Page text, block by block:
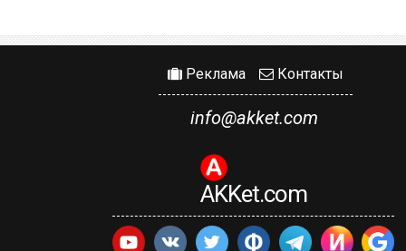
Реклама Контакты
info@akket.com
AKKet.com